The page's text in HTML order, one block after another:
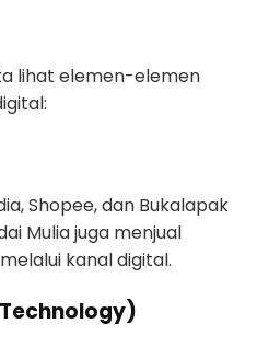
lihat elemen-elemen
Shopee, dan Bukalapak
Mulia juga menjual
kanal digital.